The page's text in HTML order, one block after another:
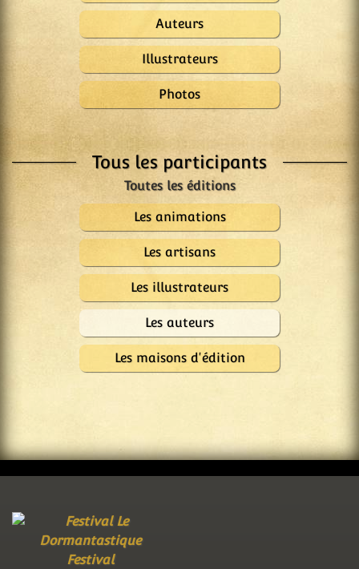
Auteurs
Illustrateurs
Photos
Tous les participants
Les animations
Les artisans
Les illustrateurs
Les auteurs
Les maisons d'édition
Festival